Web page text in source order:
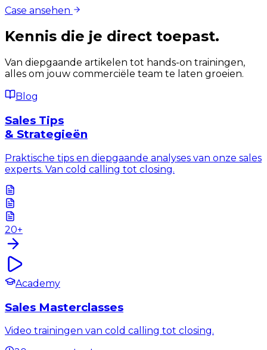
Case ansehen
Kennis die je direct toepast.
Van diepgaande artikelen tot hands-on trainingen,
alles om jouw commerciële team te laten groeien.
Blog
Sales Tips
& Strategieën
Praktische tips en diepgaande analyses van onze sales
experts. Van cold calling tot closing.
20+
Academy
Sales Masterclasses
Video trainingen van cold calling tot closing.